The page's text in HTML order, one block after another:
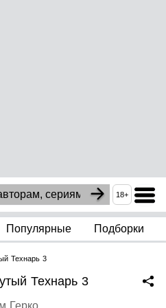
18+
Популярные Подборки
Технарь 3
Технарь 3